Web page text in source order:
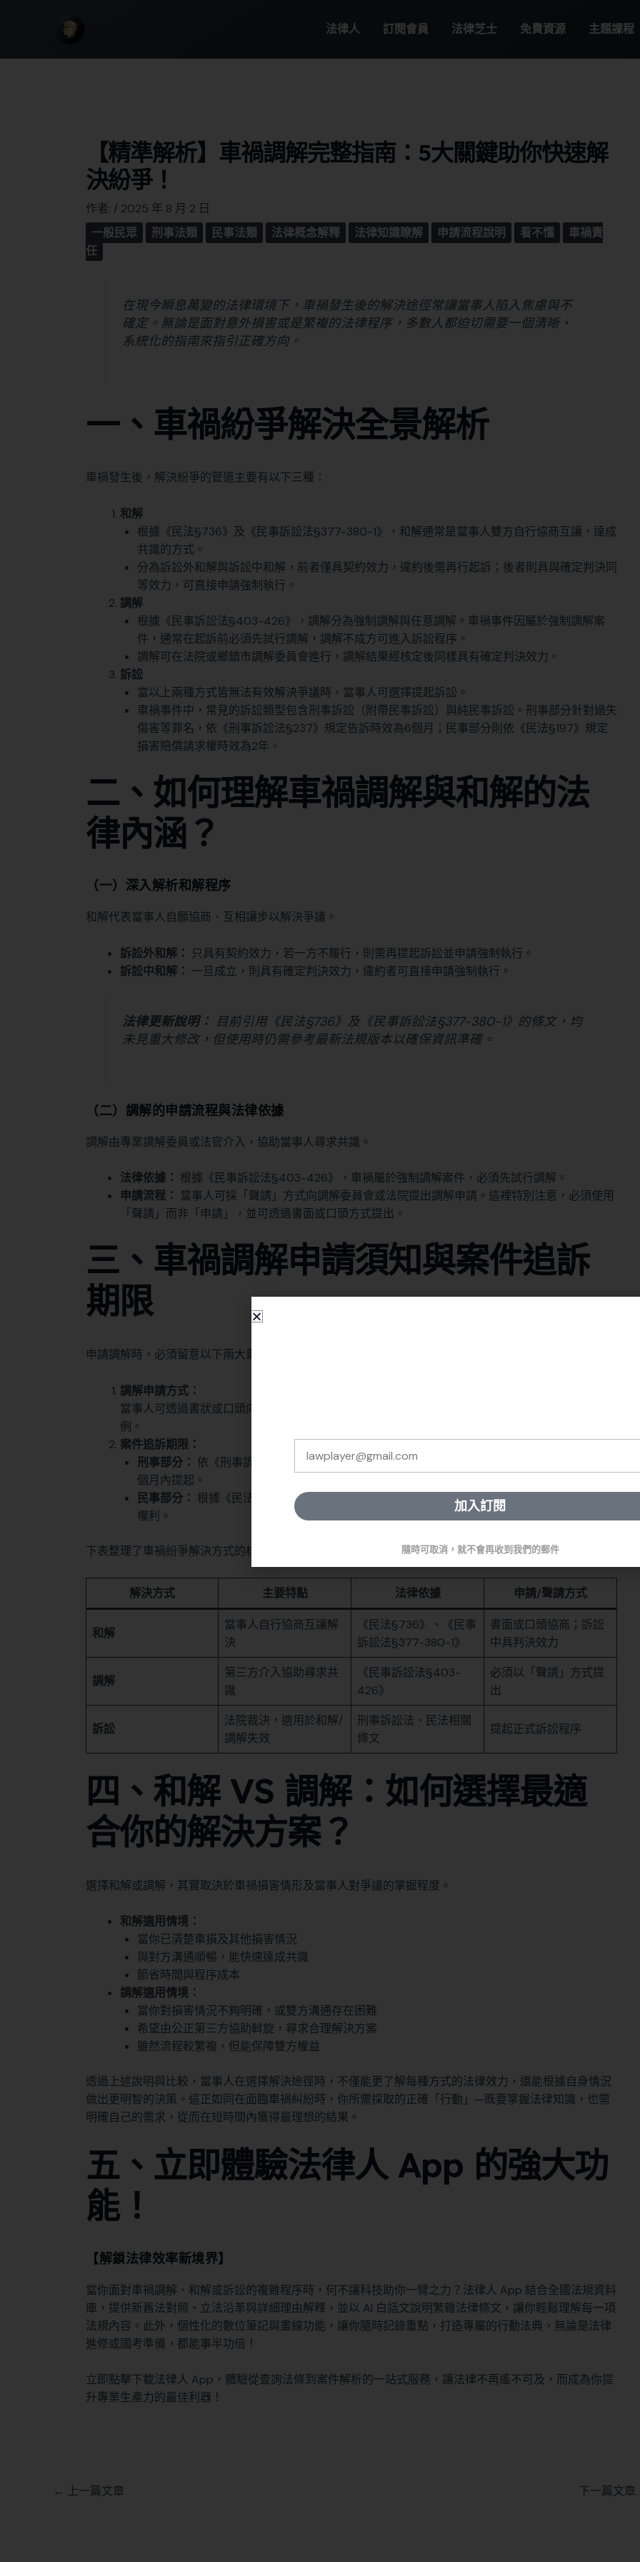
法律人 訂閱會員 法律芝士 免費資源 主題課程
【精準解析】車禍調解完整指南：5大關鍵助你快速解
決紛爭！
作者: / 2025 年 8 月 2 日
一般民眾
刑事法類 民事法類 法律概念解釋 法律知識瞭解 申請流程說明 看不懂
車禍責
任
在現今瞬息萬變的法律環境下，車禍發生後的解決途徑常讓當事人陷入焦慮與不
確定。無論是面對意外損害或是繁複的法律程序，多數人都迫切需要一個清晰、
系統化的指南來指引正確方向。
一、車禍紛爭解決全景解析
車禍發生後，解決紛爭的管道主要有以下三種：
和解
根據《民法§736》及《民事訴訟法§377-380-1》，和解通常是當事人雙方自行協商互讓，達成
共識的方式。
分為訴訟外和解與訴訟中和解，前者僅具契約效力，違約後需再行起訴；後者則具與確定判決同
等效力，可直接申請強制執行。
調解
根據《民事訴訟法§403-426》，調解分為強制調解與任意調解。車禍事件因屬於強制調解案
件，通常在起訴前必須先試行調解，調解不成方可進入訴訟程序。
調解可在法院或鄉鎮市調解委員會進行，調解結果經核定後同樣具有確定判決效力。
訴訟
當以上兩種方式皆無法有效解決爭議時，當事人可選擇提起訴訟。
車禍事件中，常見的訴訟類型包含刑事訴訟（附帶民事訴訟）與純民事訴訟。刑事部分針對過失
傷害等罪名，依《刑事訴訟法§237》規定告訴時效為6個月；民事部分則依《民法§197》規定
損害賠償請求權時效為2年。
二、如何理解車禍調解與和解的法
律內涵？
（一）深入解析和解程序
和解代表當事人自願協商、互相讓步以解決爭議。
訴訟外和解：
只具有契約效力，若一方不履行，則需再提起訴訟並申請強制執行。
訴訟中和解： 一旦成立，則具有確定判決效力，違約者可直接申請強制執行。
法律更新說明： 目前引用《民法§736》及《民事訴訟法§377-380-1》的條文，均
未見重大修改，但使用時仍需參考最新法規版本以確保資訊準確。
（二）調解的申請流程與法律依據
調解由專業調解委員或法官介入，協助當事人尋求共識。
法律依據： 根據《民事訴訟法§403-426》，車禍屬於強制調解案件，必須先試行調解。
申請流程： 當事人可採「聲請」方式向調解委員會或法院提出調解申請。這裡特別注意，必須使用
「聲請」而非「申請」，並可透過書面或口頭方式提出。
三、車禍調解申請須知與案件追訴
期限
申請調解時，必須留意以下兩大重點：
調解申請方式：
當事人可透過書狀或口頭向調解委員會/法院提出調解「聲請」，並參考司法院官網提供的書狀範
例。
案件追訴期限：
刑事部分： 依《刑事訴訟法§237》規定，針對過失傷害類告訴乃論案件，必須於知悉犯人後6
個月內提起。
民事部分： 根據《民法§197》，侵權行為的損害賠償請求權時效為2年，超過此期限將喪失訴訟
權利。
下表整理了車禍紛爭解決方式的核心差異，幫助讀者迅速掌握各管道的重點：
解決方式 主要特點 法律依據 申請/聲請方式
和解
當事人自行協商互讓解
決
《民法§736》、《民事
訴訟法§377-380-1》
書面或口頭協商；訴訟
中具判決效力
調解
第三方介入協助尋求共
識
《民事訴訟法§403-
426》
必須以「聲請」方式提
出
訴訟
法院裁決，適用於和解/
調解失效
刑事訴訟法、民法相關
條文
提起正式訴訟程序
四、和解 VS 調解：如何選擇最適
合你的解決方案？
選擇和解或調解，其實取決於車禍損害情形及當事人對爭議的掌握程度。
和解適用情境：
當你已清楚車損及其他損害情況
與對方溝通順暢，能快速達成共識
節省時間與程序成本
調解適用情境：
當你對損害情況不夠明確，或雙方溝通存在困難
希望由公正第三方協助斡旋，尋求合理解決方案
雖然流程較繁複，但能保障雙方權益
透過上述說明與比較，當事人在選擇解決途徑時，不僅能更了解每種方式的法律效力，還能根據自身情況
做出更明智的決策。這正如同在面臨車禍糾紛時，你所需採取的正確「行動」—既要掌握法律知識，也需
明確自己的需求，從而在短時間內獲得最理想的結果。
五、立即體驗法律人 App 的強大功
能！
【解鎖法律效率新境界】
當你面對車禍調解、和解或訴訟的複雜程序時，何不讓科技助你一臂之力？法律人 App 結合全國法規資料
庫，提供新舊法對照、立法沿革與詳細理由解釋，並以 AI 白話文說明繁雜法律條文，讓你輕鬆理解每一項
法規內容。此外，個性化的數位筆記與畫線功能，讓你隨時記錄重點，打造專屬的行動法典，無論是法律
進修或國考準備，都能事半功倍！
立即點擊下載法律人 App，體驗從查詢法條到案件解析的一站式服務，讓法律不再遙不可及，而成為你提
升專業生產力的最佳利器！
← 上一篇文章 下一篇文章
加入訂閱
隨時可取消，就不會再收到我們的郵件